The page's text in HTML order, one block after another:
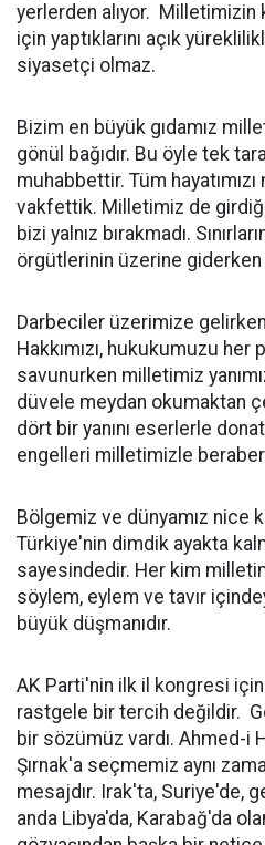
yerlerden alıyor. Milletimizin
için yaptıklarını açık
siyasetçi olmaz.
Bizim en büyük gıdamız
gönül bağıdır. Bu öyle tek
muhabbettir. Tüm
vakfettik. Milletimiz de
bizi yalnız bırakmadı.
örgütlerinin üzerine giderken
Darbeciler üzerimize gelirken
Hakkımızı, hukukumuzu
savunurken milletimiz
düvele meydan okumaktan
dört bir yanını eserlerle
engelleri milletimizle beraber
Bölgemiz ve dünyamız nice
Türkiye'nin dimdik ayakta
sayesindedir. Her kim
söylem, eylem ve tavır
büyük düşmanıdır.
AK Parti'nin ilk il kongresi için
rastgele bir tercih değildir.
bir sözümüz vardı. Ahmed-i
Şırnak'a seçmemiz aynı
mesajdır. Irak'ta, Suriye'de,
anda Libya'da, Karabağ'da